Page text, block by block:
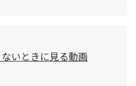
いときに見る動画